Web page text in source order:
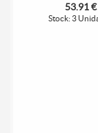
53.91 €
Stock: 3